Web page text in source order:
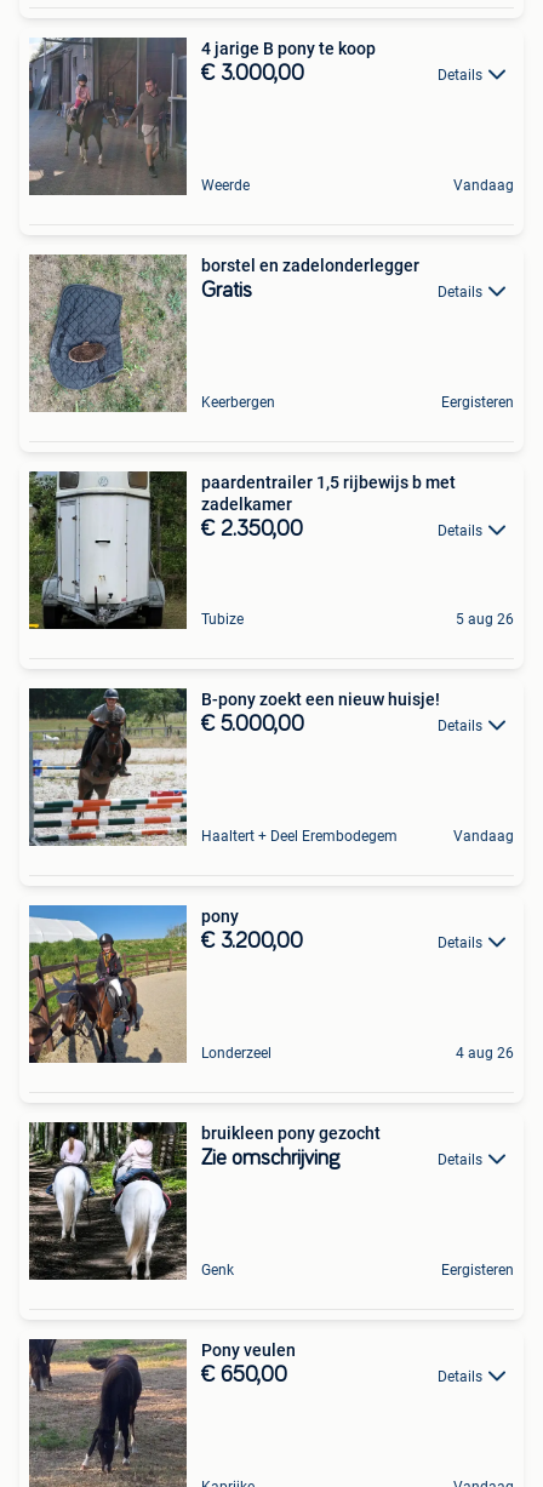
4 jarige B pony te koop
€ 3.000,00 Details
Weerde Vandaag
borstel en zadelonderlegger
Gratis Details
Keerbergen Eergisteren
paardentrailer 1,5 rijbewijs b met
zadelkamer
€ 2.350,00 Details
Tubize 5 aug 26
B-pony zoekt een nieuw huisje!
€ 5.000,00 Details
Haaltert + Deel Erembodegem Vandaag
pony
€ 3.200,00 Details
Londerzeel 4 aug 26
bruikleen pony gezocht
Zie omschrijving Details
Genk Eergisteren
Pony veulen
€ 650,00 Details